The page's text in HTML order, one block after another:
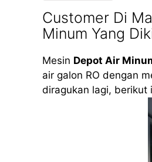
Customer Di
Minum Yang
Mesin Depot Air
air galon RO dengan
diragukan lagi, berikut